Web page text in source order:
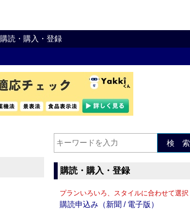
購読・購入・登録
検 索
購読・購入・登録
プランいろいろ、スタイルに合わせて選択
購読申込み（新聞 / 電子版）